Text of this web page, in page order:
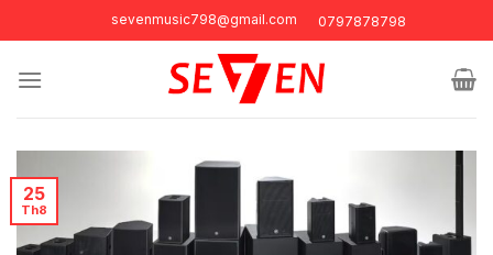
to
content
sevenmusic798@gmail.com 0797878798
25
Th8